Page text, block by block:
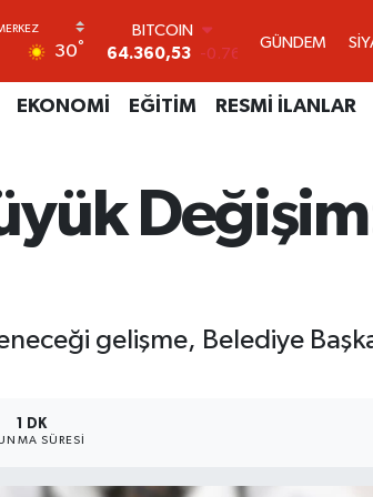
30°
DOLAR
47,7069
0.17
55,0265 0.01
6618.49
2.12
BİST100
13.887
64
GÜNDEM
EKONOMİ EĞİTİM RESMİ İLANLAR
gelişme, Belediye
1 DK
SÜRESI